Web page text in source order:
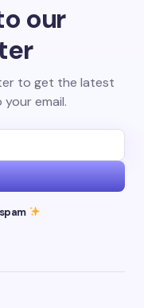
our
to get the latest
email.